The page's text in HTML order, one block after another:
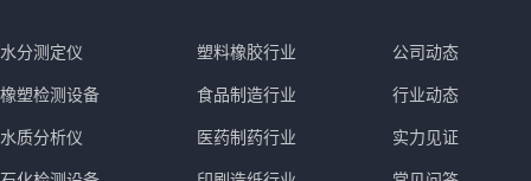
水分测定仪
橡塑检测设备
水质分析仪
塑料橡胶行业
食品制造行业
医药制药行业
公司动态
行业动态
实力见证